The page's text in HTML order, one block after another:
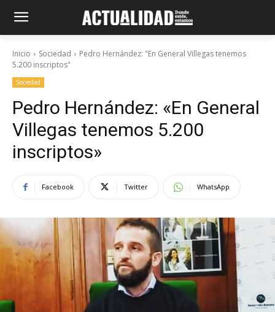
Inicio Sociedad
Pedro Hernández: "En General Villegas tenemos
5.200 inscriptos"
Sociedad
Pedro Hernández: «En General
Villegas tenemos 5.200
inscriptos»
Facebook Twitter WhatsApp